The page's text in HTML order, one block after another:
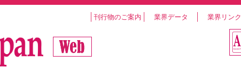
刊行物のご案内 業界データ 業界リンク